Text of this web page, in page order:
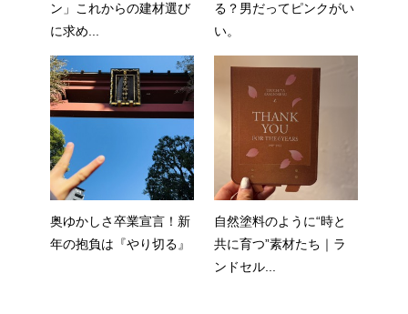
ン」これからの建材選び
に求め...
る？男だってピンクがい
い。
奥ゆかしさ卒業宣言！新
年の抱負は『やり切る』
自然塗料のように“時と
共に育つ”素材たち｜ラ
ンドセル...